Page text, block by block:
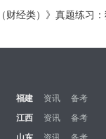
福建 资讯 备考
江西 资讯 备考